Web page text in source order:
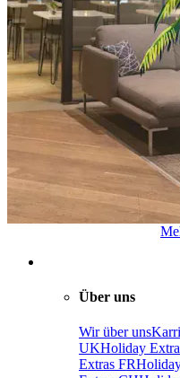
Über uns
Wir über uns
UKHoliday
Extras FR